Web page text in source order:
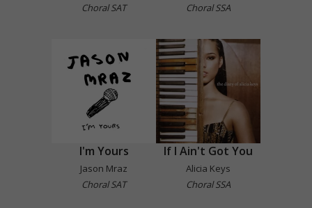
Choral SAT
Choral SSA
I'm Yours
Jason Mraz
Choral SAT
If I Ain't Got You
Alicia Keys
Choral SSA